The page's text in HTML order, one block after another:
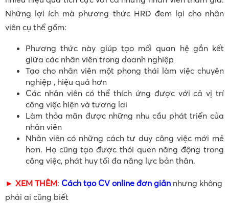
Những lợi ích mà phương thức HRD đem lại cho nhân
viên cụ thể gồm:
Phương thức này giúp tạo mối quan hệ gắn kết
giữa các nhân viên trong doanh nghiệp
Tạo cho nhân viên một phong thái làm việc chuyên
nghiệp , hiệu quả hơn
Các nhân viên có thể thích ứng được với cả vị trí
công việc hiện và tương lai
Làm thỏa mãn được những nhu cầu phát triển của
nhân viên
Nhân viên có những cách tư duy công việc mới mẻ
hơn. Họ cũng tạo được thói quen năng động trong
công việc, phát huy tối đa năng lực bản thân.
► XEM THÊM: Cách tạo CV online đơn giản nhưng không
phải ai cũng biết